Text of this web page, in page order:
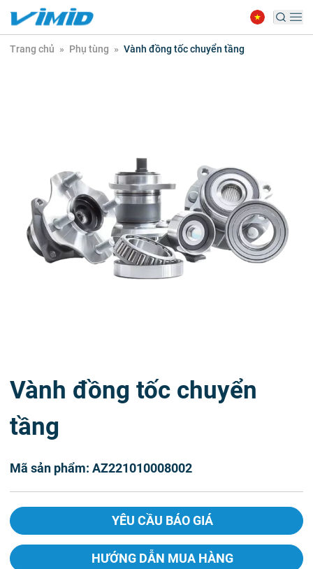
Trang chủ » Phụ tùng » Vành đồng tốc chuyển tầng
Vành đồng tốc chuyển
tầng
Mã sản phẩm: AZ221010008002
YÊU CẦU BÁO GIÁ
HƯỚNG DẪN MUA HÀNG